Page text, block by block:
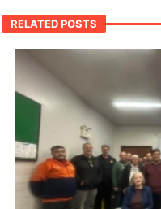
RELATED POSTS